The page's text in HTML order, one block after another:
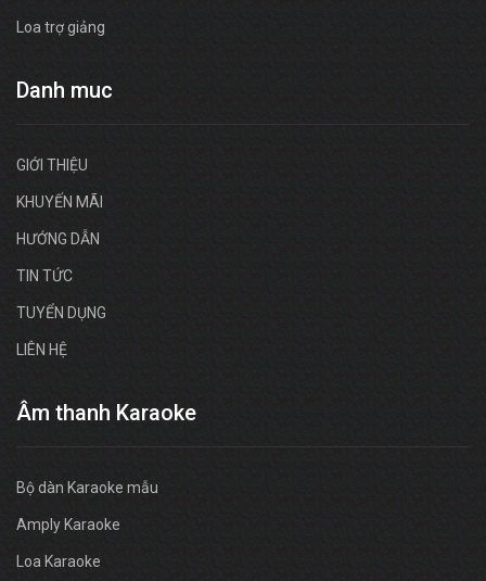
Loa trợ giảng
Danh muc
GIỚI THIỆU
KHUYẾN MÃI
HƯỚNG DẪN
TIN TỨC
TUYỂN DỤNG
LIÊN HỆ
Âm thanh Karaoke
Bộ dàn Karaoke mẫu
Amply Karaoke
Loa Karaoke